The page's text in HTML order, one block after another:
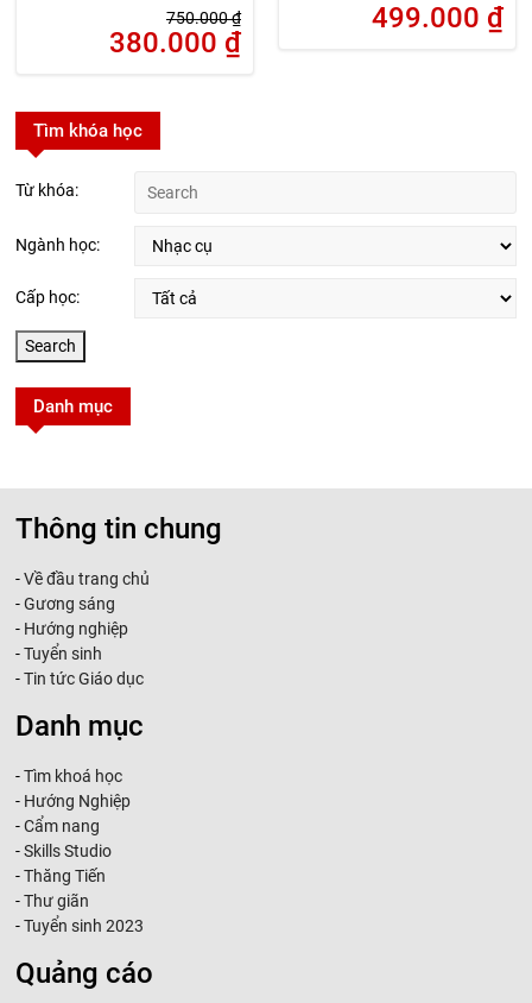
750.000₫
380.000 ₫
499.000 ₫
Tìm khóa học
Từ khóa:
Ngành học:
Cấp học:
Danh mục
Thông tin chung
-Về đầu trang chủ
-Gương sáng
- Hướng nghiệp
-Tuyển sinh
-Tin tức Giáo dục
Danh mục
-Tìm khoá học
- Hướng Nghiệp
-Cẩm nang
-Skills Studio
-Thăng Tiến
-Thư giãn
-Tuyển sinh 2023
Quảng cáo